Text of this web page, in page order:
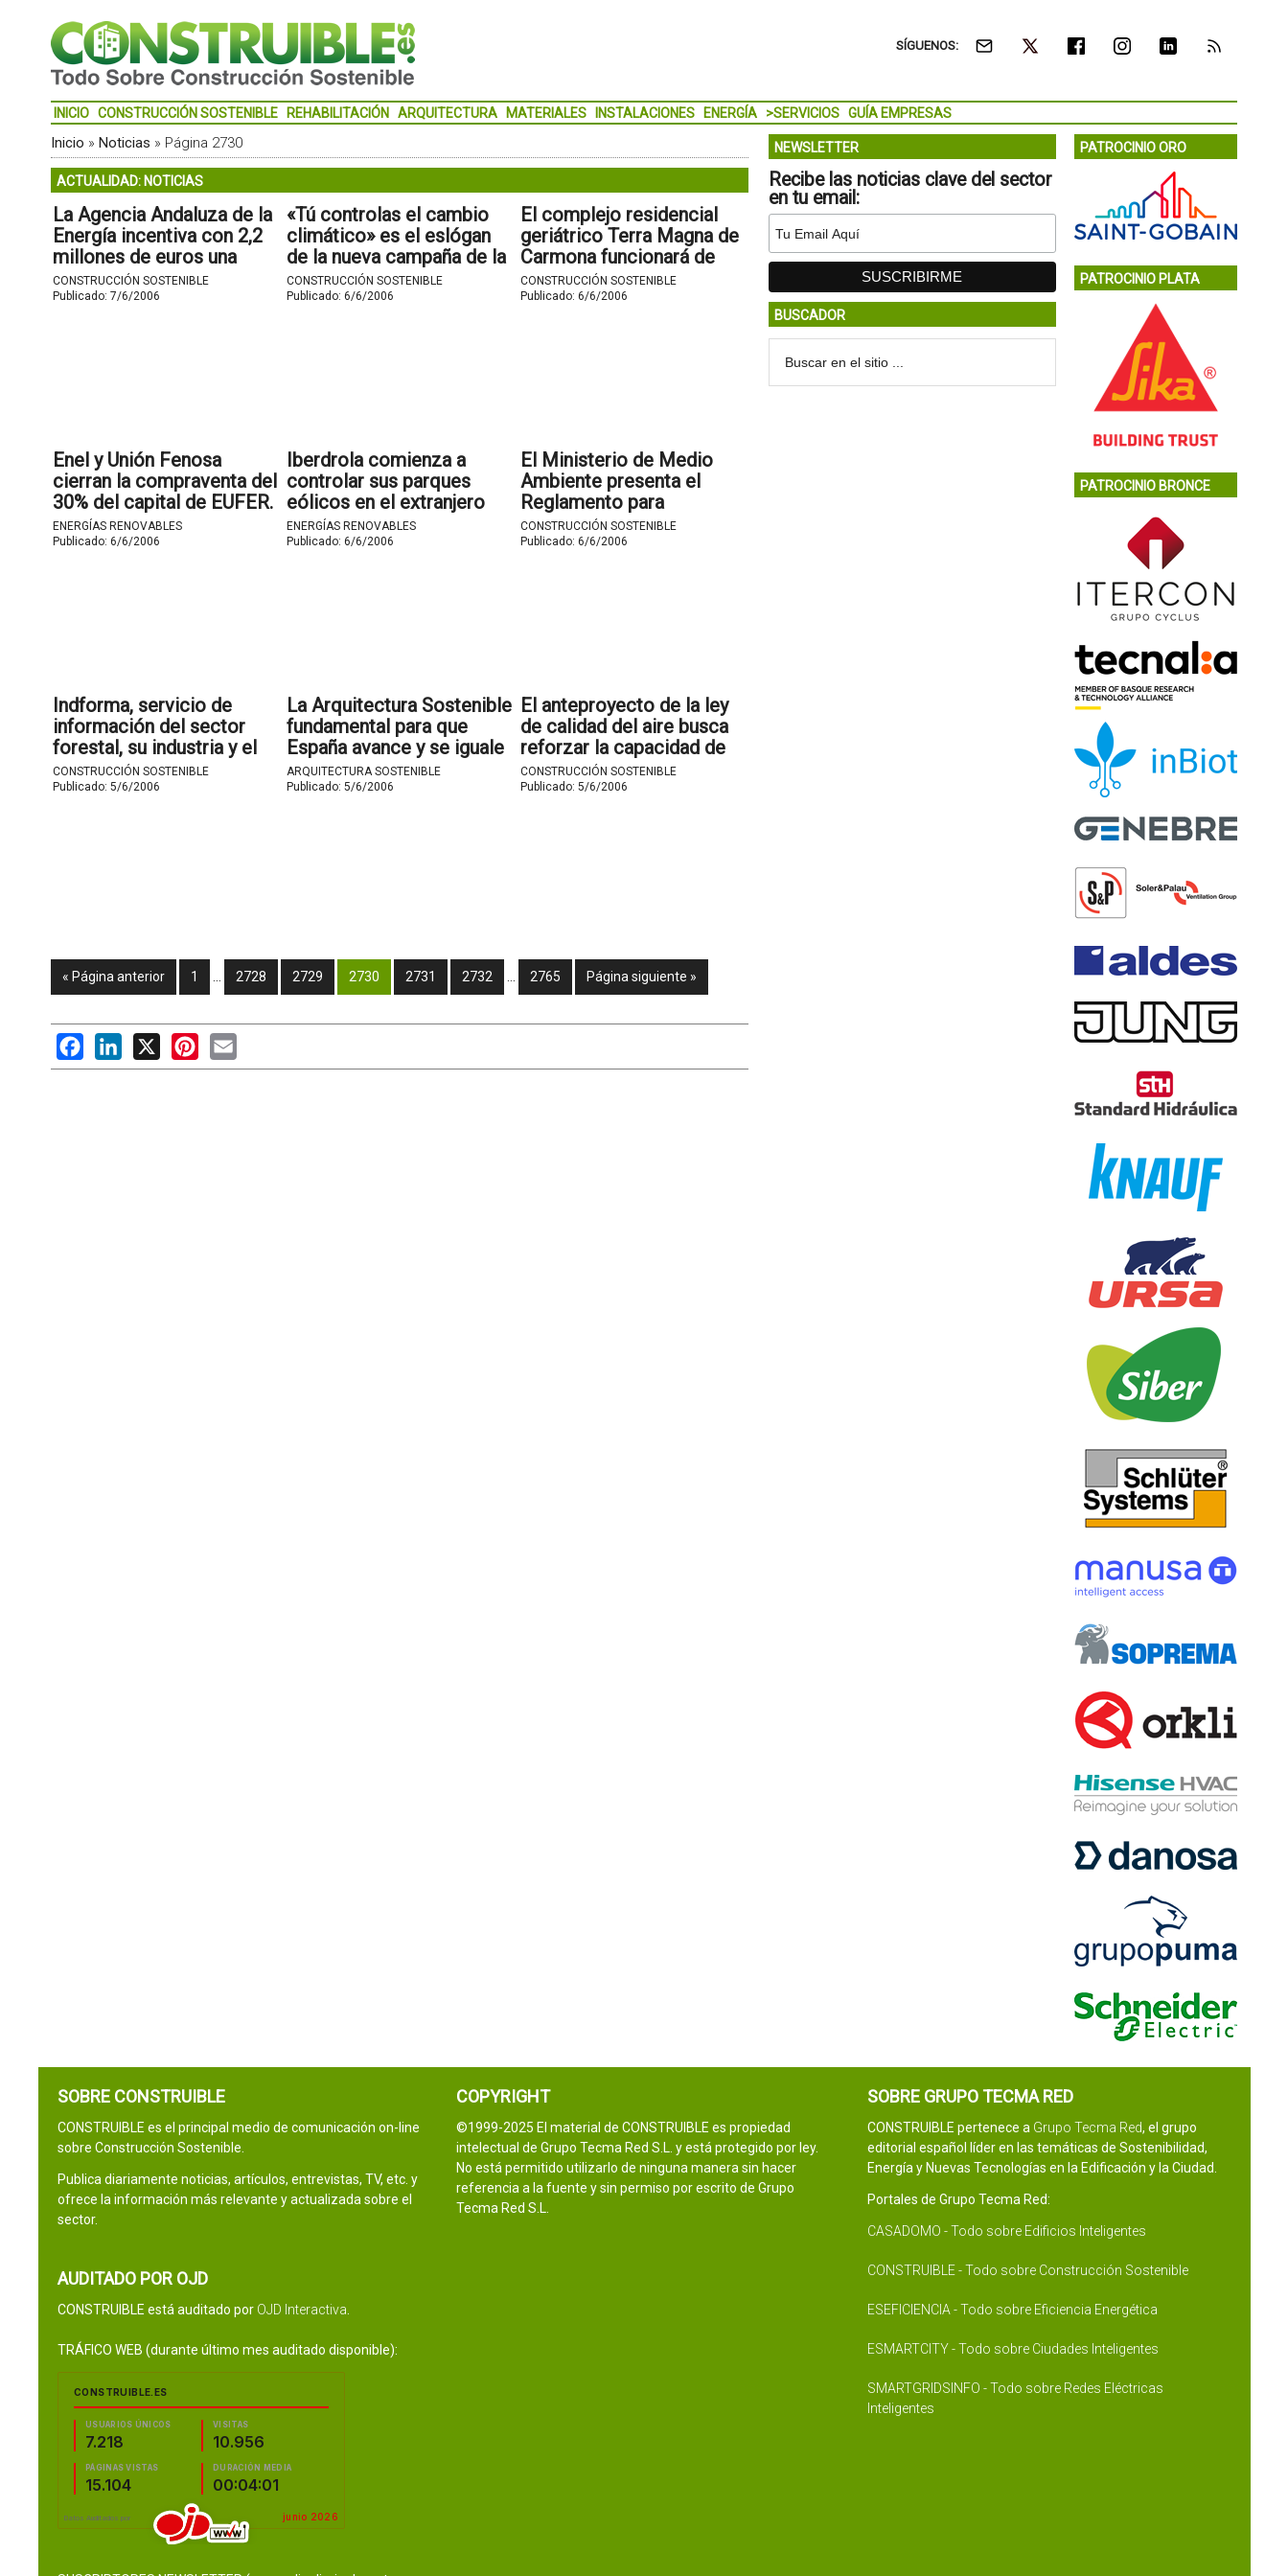
SÍGUENOS:
INICIO CONSTRUCCIÓN SOSTENIBLE REHABILITACIÓN ARQUITECTURA MATERIALES INSTALACIONES ENERGÍA >SERVICIOS GUÍA EMPRESAS
Inicio » Noticias » Página 2730
ACTUALIDAD: NOTICIAS
La Agencia Andaluza de la
Energía incentiva con 2,2
millones de euros una
central cordobesa que
generará electricidad a
CONSTRUCCIÓN SOSTENIBLE
Publicado: 7/6/2006
«Tú controlas el cambio
climático» es el eslógan
de la nueva campaña de la
Comisión europea que
quiere implicar a los
CONSTRUCCIÓN SOSTENIBLE
Publicado: 6/6/2006
El complejo residencial
geriátrico Terra Magna de
Carmona funcionará de
manera bioclimática e
inteligente.
CONSTRUCCIÓN SOSTENIBLE
Publicado:6/6/2006
Enel y Unión Fenosa
cierran la compraventa del
30% del capital de EUFER.
ENERGÍAS RENOVABLES
Publicado: 6/6/2006
Iberdrola comienza a
controlar sus parques
eólicos en el extranjero
desde el Centro de
Operación de Energías
ENERGÍAS RENOVABLES
Publicado: 6/6/2006
El Ministerio de Medio
Ambiente presenta el
Reglamento para
aplicación de la Ley del
Ruido a los Consejeros de
CONSTRUCCIÓN SOSTENIBLE
Publicado:6/6/2006
Indforma, servicio de
información del sector
forestal, su industria y el
medio ambiente, estrena
formato en el Día Mundial
CONSTRUCCIÓN SOSTENIBLE
Publicado: 5/6/2006
La Arquitectura Sostenible
fundamental para que
España avance y se iguale
a otros países más
concienciados en esta
ARQUITECTURA SOSTENIBLE
Publicado: 5/6/2006
El anteproyecto de la ley
de calidad del aire busca
reforzar la capacidad de
acción frente a la
contaminación
CONSTRUCCIÓN SOSTENIBLE
Publicado:5/6/2006
« Página anterior 1 2728 2729 2730 2731 2732 2765 Página siguiente »
FacebookLinkedIn
X PinterestEmail
NEWSLETTER
Recibe las noticias clave del sector
en tu email:
BUSCADOR
PATROCINIO ORO
PATROCINIO PLATA
PATROCINIO BRONCE
SOBRE CONSTRUIBLE
CONSTRUIBLE es el principal medio de comunicación on-line
sobre Construcción Sostenible.
Publica diariamente noticias, artículos, entrevistas, TV, etc. y
ofrece la información más relevante y actualizada sobre el
sector.
AUDITADO POR OJD
CONSTRUIBLE está auditado por OJD Interactiva
TRÁFICO WEB (durante último mes auditado disponible):
COPYRIGHT
©1999-2025 El material de CONSTRUIBLE es propiedad
intelectual de Grupo Tecma Red S.L. y está protegido por ley.
No está permitido utilizarlo de ninguna manera sin hacer
referencia a la fuente y sin permiso por escrito de Grupo
Tecma Red S.L.
SOBRE GRUPO TECMA RED
CONSTRUIBLE pertenece a Grupo Tecma Red, el grupo
editorial español líder en las temáticas de Sostenibilidad,
Energía y Nuevas Tecnologías en la Edificación y la Ciudad.
Portales de Grupo Tecma Red:
CASADOMO - Todo sobre Edificios Inteligentes
CONSTRUIBLE - Todo sobre Construcción Sostenible
ESEFICIENCIA - Todo sobre Eficiencia Energética
ESMARTCITY - Todo sobre Ciudades Inteligentes
SMARTGRIDSINFO - Todo sobre Redes Eléctricas
Inteligentes